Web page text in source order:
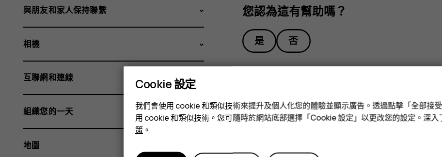
您認為這有幫助嗎？
是 否
與朋友和家人保持聯繫
相機
互聯網和連線
組織您的一天
地圖
Cookie 設定
我們會使用 cookie 和類似技術來提升及個人化您的體驗並顯示廣告。透過點擊「全部接
用 cookie 和類似技術。您可隨時於網站底部選擇「Cookie 設定」以更改您的設定。深入
策 。